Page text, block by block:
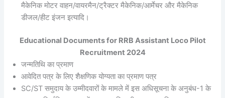
मैकेनिक मोटर वाहन/वायरमैन/ट्रैक्टर मैकेनिक/आर्मेचर और मैकेनिक
डीजल/हीट इंजन इत्यादि।
Educational Documents for RRB Assistant Loco Pilot
Recruitment 2024
जन्मतिथि का प्रमाण
आवेदित पत्र के लिए शैक्षणिक योग्यता का प्रमाण पत्र
SC/ST समुदाय के उम्मीदवारों के मामले में इस अधिसूचना के अनुबंध-1 के